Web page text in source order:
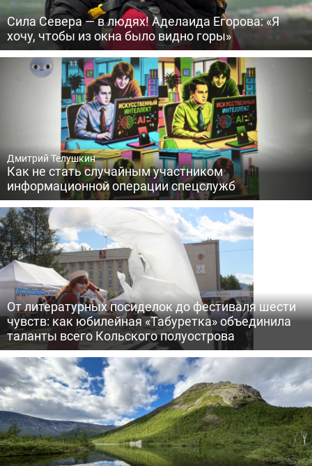
Сила Севера — в людях! Аделаида Егорова: «Я
хочу, чтобы из окна было видно горы»
Дмитрий Телушкин
Как не стать случайным участником
информационной операции спецслужб
От литературных посиделок до фестиваля шести
чувств: как юбилейная «Табуретка» объединила
таланты всего Кольского полуострова